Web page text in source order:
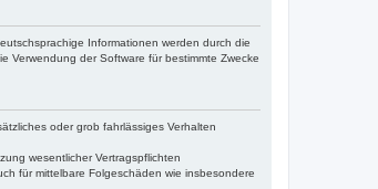
Informationen werden durch die
Verwendung der Software für bestimmte Zwecke
oder grob fahrlässiges Verhalten
wesentlicher Vertragspflichten
für mittelbare Folgeschäden wie insbesondere